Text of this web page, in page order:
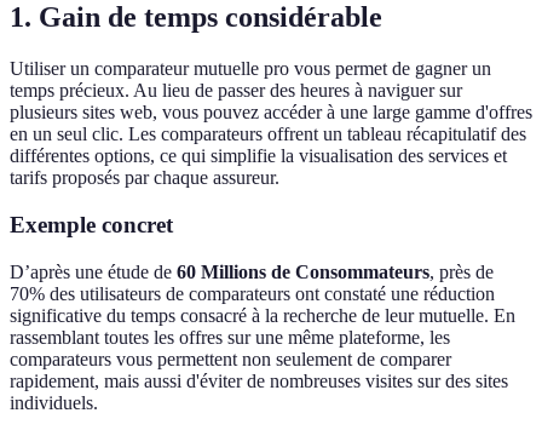
1. Gain de temps considérable
Utiliser un comparateur mutuelle pro vous permet de gagner un
temps précieux. Au lieu de passer des heures à naviguer sur
plusieurs sites web, vous pouvez accéder à une large gamme d'offres
en un seul clic. Les comparateurs offrent un tableau récapitulatif des
différentes options, ce qui simplifie la visualisation des services et
tarifs proposés par chaque assureur.
Exemple concret
D’après une étude de 60 Millions de Consommateurs, près de
70% des utilisateurs de comparateurs ont constaté une réduction
significative du temps consacré à la recherche de leur mutuelle. En
rassemblant toutes les offres sur une même plateforme, les
comparateurs vous permettent non seulement de comparer
rapidement, mais aussi d'éviter de nombreuses visites sur des sites
individuels.